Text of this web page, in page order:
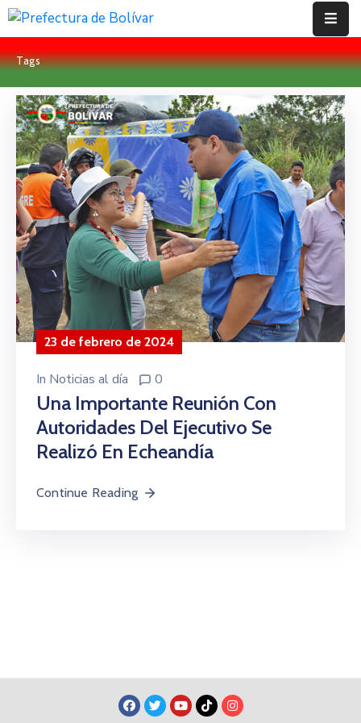
Inicio
Institución
Bolívar
Proyectos
Rendición
De
Cuentas
Transparencia
Contácto
Tags
23 de febrero de 2024
In Noticias al día 0
Una Importante Reunión Con
Autoridades Del Ejecutivo Se
Realizó En Echeandía
Continue Reading